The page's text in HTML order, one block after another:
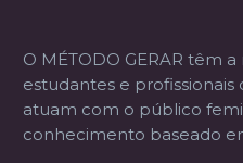
O MÉTODO GERAR têm
estudantes e profissionais
atuam com o público
conhecimento baseado